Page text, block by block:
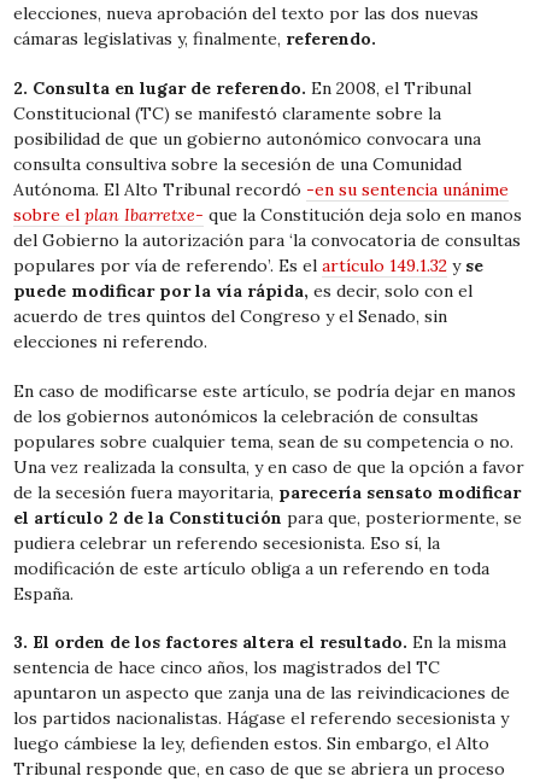
elecciones, nueva aprobación del texto por las dos nuevas
cámaras legislativas y, finalmente, referendo.
2. Consulta en lugar de referendo. En 2008, el Tribunal
Constitucional (TC) se manifestó claramente sobre la
posibilidad de que un gobierno autonómico convocara una
consulta consultiva sobre la secesión de una Comunidad
Autónoma. El Alto Tribunal recordó -en su sentencia unánime
sobre elplan Ibarretxe- que la Constitución deja solo en manos
del Gobierno la autorización para ‘la convocatoria de consultas
populares por vía de referendo’. Es elartículo 149.1.32 y se
puede modificar por la vía rápida, es decir, solo con el
acuerdo de tres quintos del Congreso y el Senado, sin
elecciones ni referendo.
En caso de modificarse este artículo, se podría dejar en manos
de los gobiernos autonómicos la celebración de consultas
populares sobre cualquier tema, sean de su competencia o no.
Una vez realizada la consulta, y en caso de que la opción a favor
de la secesión fuera mayoritaria, parecería sensato modificar
el artículo 2 de la Constitución para que, posteriormente, se
pudiera celebrar un referendo secesionista. Eso sí, la
modificación de este artículo obliga a un referendo en toda
España.
3. El orden de los factores altera el resultado. En la misma
sentencia de hace cinco años, los magistrados del TC
apuntaron un aspecto que zanja una de las reivindicaciones de
los partidos nacionalistas. Hágase el referendo secesionista y
luego cámbiese la ley, defienden estos. Sin embargo, el Alto
Tribunal responde que, en caso de que se abriera un proceso